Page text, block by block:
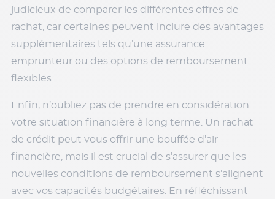
judicieux de comparer les différentes offres de
rachat, car certaines peuvent inclure des avantages
supplémentaires tels qu’une assurance
emprunteur ou des options de remboursement
flexibles.
Enfin, n’oubliez pas de prendre en considération
votre situation financière à long terme. Un rachat
de crédit peut vous offrir une bouffée d’air
financière, mais il est crucial de s’assurer que les
nouvelles conditions de remboursement s’alignent
avec vos capacités budgétaires. En réfléchissant